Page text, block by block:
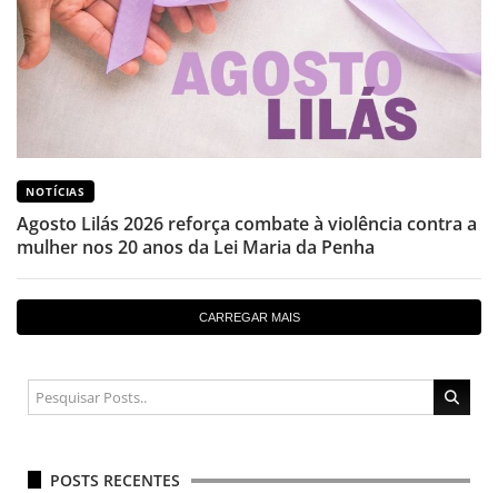
NOTÍCIAS
Agosto Lilás 2026 reforça combate à violência contra a
mulher nos 20 anos da Lei Maria da Penha
CARREGAR MAIS
POSTS RECENTES